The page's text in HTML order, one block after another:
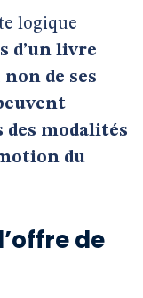
logique
d’un livre
de ses
des modalités
du
de